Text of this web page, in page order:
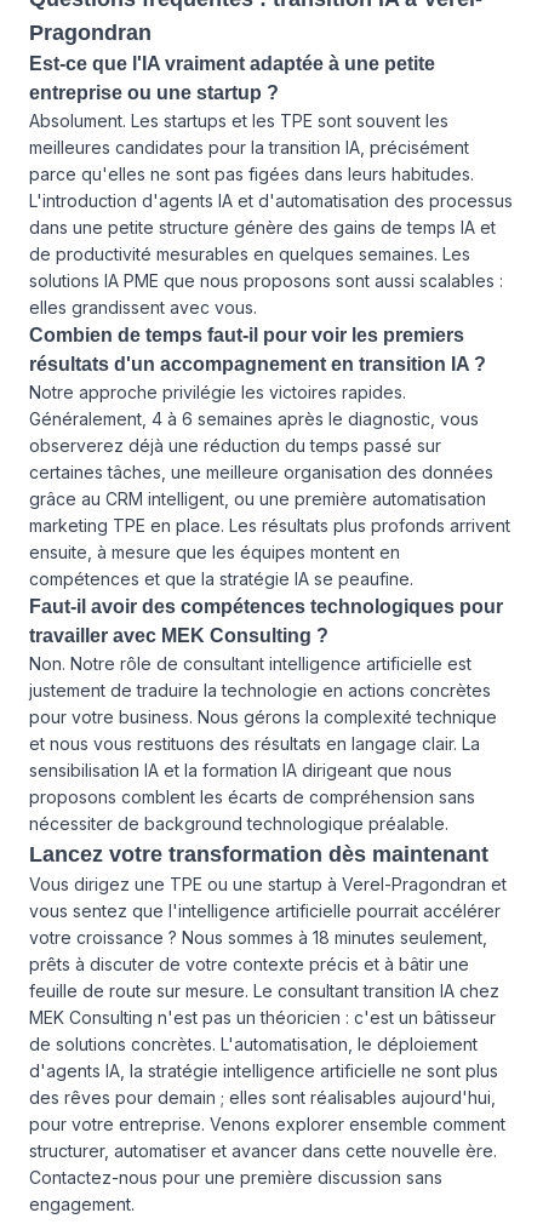
Pragondran
Est-ce que l'IA vraiment adaptée à une petite
entreprise ou une startup ?
Absolument. Les startups et les TPE sont souvent les
meilleures candidates pour la transition IA, précisément
parce qu'elles ne sont pas figées dans leurs habitudes.
L'introduction d'agents IA et d'automatisation des processus
dans une petite structure génère des gains de temps IA et
de productivité mesurables en quelques semaines. Les
solutions IA PME que nous proposons sont aussi scalables :
elles grandissent avec vous.
Combien de temps faut-il pour voir les premiers
résultats d'un accompagnement en transition IA ?
Notre approche privilégie les victoires rapides.
Généralement, 4 à 6 semaines après le diagnostic, vous
observerez déjà une réduction du temps passé sur
certaines tâches, une meilleure organisation des données
grâce au CRM intelligent, ou une première automatisation
marketing TPE en place. Les résultats plus profonds arrivent
ensuite, à mesure que les équipes montent en
compétences et que la stratégie IA se peaufine.
Faut-il avoir des compétences technologiques pour
travailler avec MEK Consulting ?
Non. Notre rôle de consultant intelligence artificielle est
justement de traduire la technologie en actions concrètes
pour votre business. Nous gérons la complexité technique
et nous vous restituons des résultats en langage clair. La
sensibilisation IA et la formation IA dirigeant que nous
proposons comblent les écarts de compréhension sans
nécessiter de background technologique préalable.
Lancez votre transformation dès maintenant
Vous dirigez une TPE ou une startup à Verel-Pragondran et
vous sentez que l'intelligence artificielle pourrait accélérer
votre croissance ? Nous sommes à 18 minutes seulement,
prêts à discuter de votre contexte précis et à bâtir une
feuille de route sur mesure. Le consultant transition IA chez
MEK Consulting n'est pas un théoricien : c'est un bâtisseur
de solutions concrètes. L'automatisation, le déploiement
d'agents IA, la stratégie intelligence artificielle ne sont plus
des rêves pour demain ; elles sont réalisables aujourd'hui,
pour votre entreprise. Venons explorer ensemble comment
structurer, automatiser et avancer dans cette nouvelle ère.
Contactez-nous pour une première discussion sans
engagement.